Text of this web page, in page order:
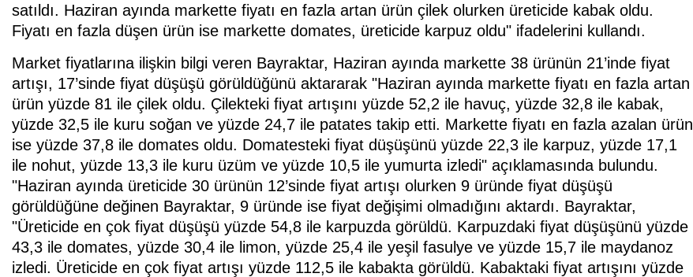
satıldı. Haziran ayında markette fiyatı en fazla artan ürün çilek olurken üreticide kabak oldu.
Fiyatı en fazla düşen ürün ise markette domates, üreticide karpuz oldu" ifadelerini kullandı.
Market fiyatlarına ilişkin bilgi veren Bayraktar, Haziran ayında markette 38 ürünün 21’inde fiyat
artışı, 17’sinde fiyat düşüşü görüldüğünü aktararak "Haziran ayında markette fiyatı en fazla artan
ürün yüzde 81 ile çilek oldu. Çilekteki fiyat artışını yüzde 52,2 ile havuç, yüzde 32,8 ile kabak,
yüzde 32,5 ile kuru soğan ve yüzde 24,7 ile patates takip etti. Markette fiyatı en fazla azalan ürün
ise yüzde 37,8 ile domates oldu. Domatesteki fiyat düşüşünü yüzde 22,3 ile karpuz, yüzde 17,1
ile nohut, yüzde 13,3 ile kuru üzüm ve yüzde 10,5 ile yumurta izledi" açıklamasında bulundu.
"Haziran ayında üreticide 30 ürünün 12’sinde fiyat artışı olurken 9 üründe fiyat düşüşü
görüldüğüne değinen Bayraktar, 9 üründe ise fiyat değişimi olmadığını aktardı. Bayraktar,
"Üreticide en çok fiyat düşüşü yüzde 54,8 ile karpuzda görüldü. Karpuzdaki fiyat düşüşünü yüzde
43,3 ile domates, yüzde 30,4 ile limon, yüzde 25,4 ile yeşil fasulye ve yüzde 15,7 ile maydanoz
izledi. Üreticide en çok fiyat artışı yüzde 112,5 ile kabakta görüldü. Kabaktaki fiyat artışını yüzde